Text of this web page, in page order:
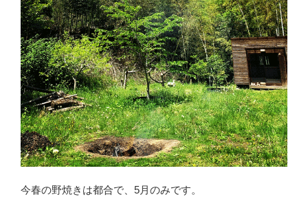
今春の野焼きは都合で、5月のみです。